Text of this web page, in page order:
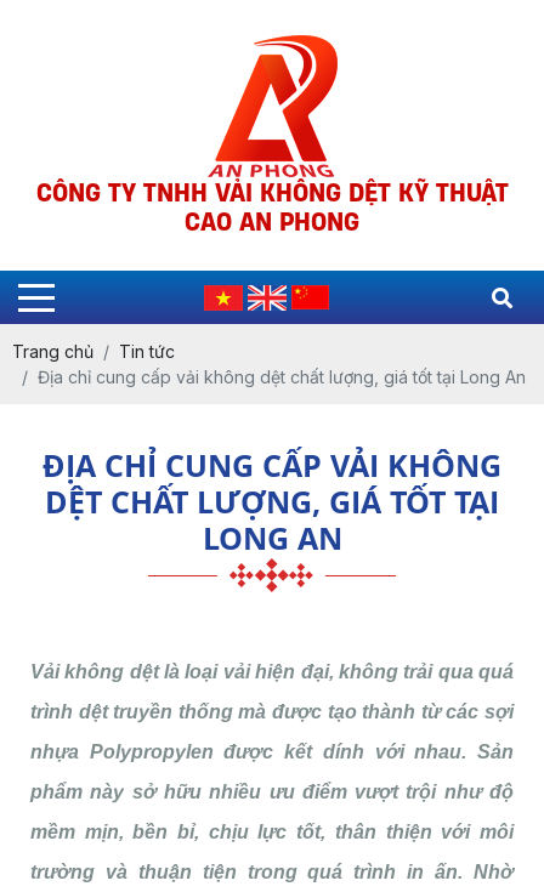
CÔNG TY TNHH VẢI KHÔNG DỆT KỸ THUẬT
CAO AN PHONG
Trang chủ
Tin tức
Địa chỉ cung cấp vải không dệt chất lượng, giá tốt tại Long An
ĐỊA CHỈ CUNG CẤP VẢI KHÔNG
DỆT CHẤT LƯỢNG, GIÁ TỐT TẠI
LONG AN
Vải không dệt là loại vải hiện đại, không trải qua quá
trình dệt truyền thống mà được tạo thành từ các sợi
nhựa Polypropylen được kết dính với nhau. Sản
phẩm này sở hữu nhiều ưu điểm vượt trội như độ
mềm mịn, bền bỉ, chịu lực tốt, thân thiện với môi
trường và thuận tiện trong quá trình in ấn. Nhờ